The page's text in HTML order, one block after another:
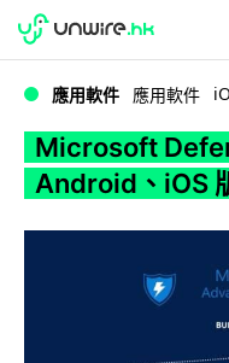
WWDC 2026
應用軟件 應用軟件
Microsoft
Android、iOS